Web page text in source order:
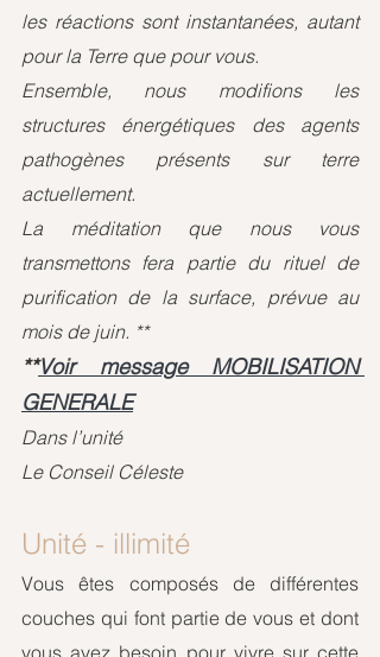
les réactions sont instantanées, autant
pour la Terre que pour vous.
Ensemble, nous modifions les
structures énergétiques des agents
pathogènes présents sur terre
actuellement.
La méditation que nous vous
transmettons fera partie du rituel de
purification de la surface, prévue au
mois de juin. **
**Voir message MOBILISATION
GENERALE
Dans l’unité
Le Conseil Céleste
Unité - illimité
Vous êtes composés de différentes
couches qui font partie de vous et dont
vous avez besoin pour vivre sur cette